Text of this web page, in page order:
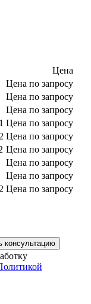
Цена
Цена по запросу
Цена по запросу
Цена по запросу
Цена по запросу
Цена по запросу
Цена по запросу
Цена по запросу
Цена по запросу
Цена по запросу
консультацию